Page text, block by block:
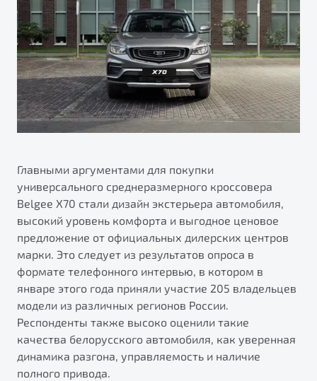
Яркий кроссовер
от 2 219 990 ₽*
Обзор В наличии
Элегантный и практичный седан
от 1 699 990 ₽*
Обзор В наличии
Автокредит
Трейд-ин
Страхование
Расчет КАСКО
Узнайте о специальных выгодах при покупке
автомобиля Belgee
Подробно
ПОДДЕРЖКА
Гарантия Belgee
Belgee Линк
Belgee Клуб
Belgee Плюс
Клиентская поддержка
Помощь на дорогах
О дилерском центре
Правовая информация
Главными аргументами для покупки
универсального среднеразмерного кроссовера
Belgee X70 стали дизайн экстерьера автомобиля,
высокий уровень комфорта и выгодное ценовое
предложение от официальных дилерских центров
марки. Это следует из результатов опроса в
формате телефонного интервью, в котором в
январе этого года приняли участие 205 владельцев
модели из различных регионов России.
Респонденты также высоко оценили такие
качества белорусского автомобиля, как уверенная
динамика разгона, управляемость и наличие
полного привода.